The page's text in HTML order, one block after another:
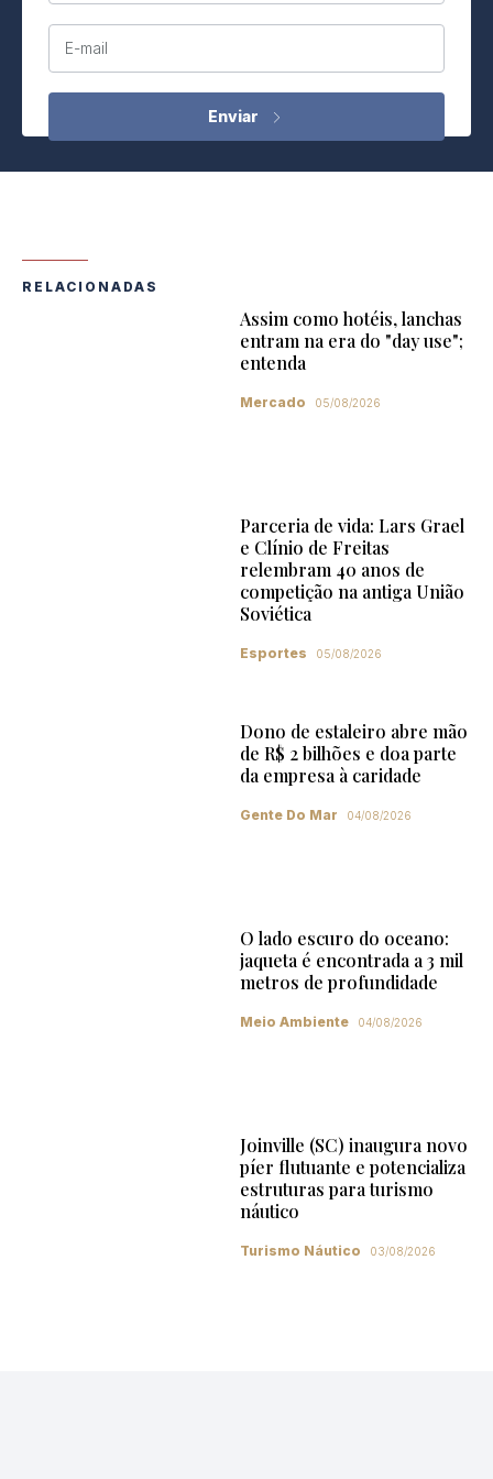
E-mail
RELACIONADAS
Assim como hotéis, lanchas
entram na era do "day use";
entenda
Mercado 05/08/2026
Parceria de vida: Lars Grael
e Clínio de Freitas
relembram 40 anos de
competição na antiga União
Soviética
Esportes 05/08/2026
Dono de estaleiro abre mão
de R$ 2 bilhões e doa parte
da empresa à caridade
Gente Do Mar 04/08/2026
O lado escuro do oceano:
jaqueta é encontrada a 3 mil
metros de profundidade
Meio Ambiente 04/08/2026
Joinville (SC) inaugura novo
píer flutuante e potencializa
estruturas para turismo
náutico
Turismo Náutico 03/08/2026